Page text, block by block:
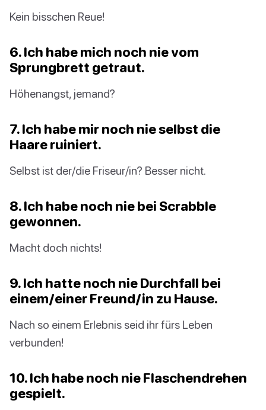
Kein bisschen Reue!
6. Ich habe mich noch nie vom
Sprungbrett getraut.
Höhenangst, jemand?
7. Ich habe mir noch nie selbst die
Haare ruiniert.
Selbst ist der/die Friseur/in? Besser nicht.
8. Ich habe noch nie bei Scrabble
gewonnen.
Macht doch nichts!
9. Ich hatte noch nie Durchfall bei
einem/einer Freund/in zu Hause.
Nach so einem Erlebnis seid ihr fürs Leben
verbunden!
10. Ich habe noch nie Flaschendrehen
gespielt.